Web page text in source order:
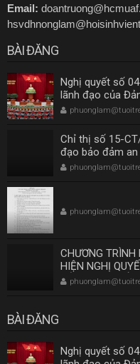
Email:
BÀI ĐĂNG
Nghị quyết số
lãnh đạo của
tham nhũng,
Chỉ thị số 15-
đạo bảo đảm
bàn Thành phố
CHƯƠNG
HIỆN NGHỊ
CỦA BAN CHẤP
BÀI ĐĂNG
Nghị quyết số